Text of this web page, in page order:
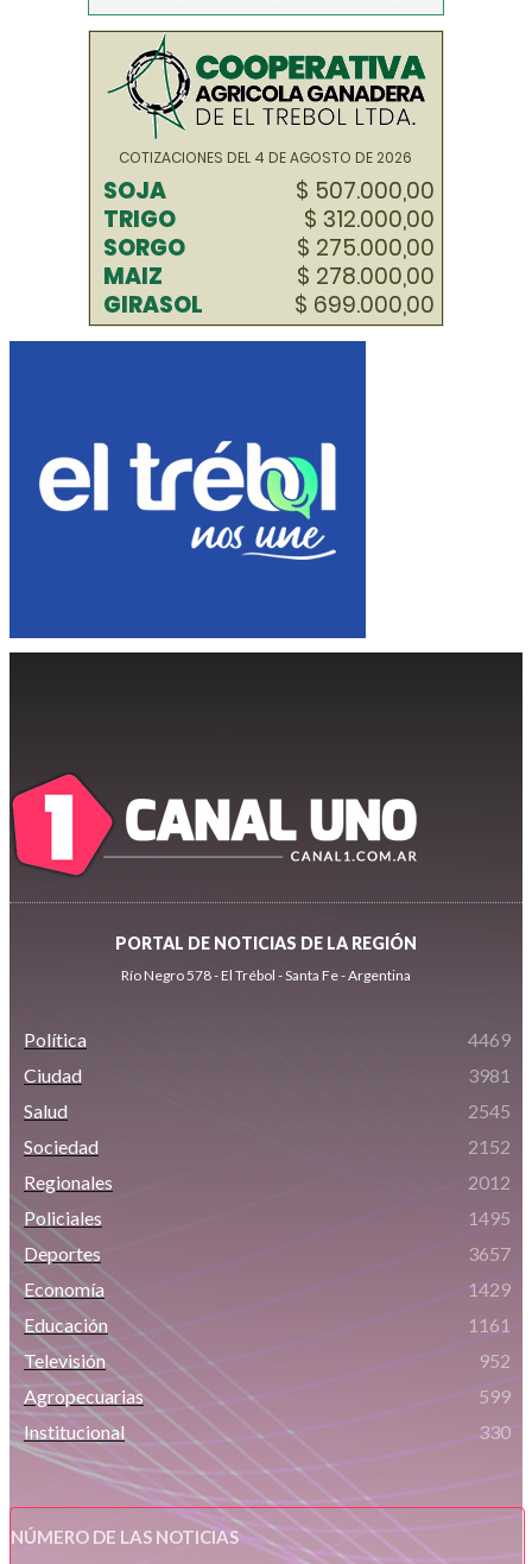
PORTAL DE NOTICIAS DE LA REGIÓN
Río Negro 578 - El Trébol - Santa Fe - Argentina
Política
4469
Ciudad
3981
Salud
2545
Sociedad
2152
Regionales
2012
Policiales
1495
Deportes
3657
Economía
1429
Educación
1161
Televisión
952
Agropecuarias
599
Institucional
330
NÚMERO DE LAS NOTICIAS